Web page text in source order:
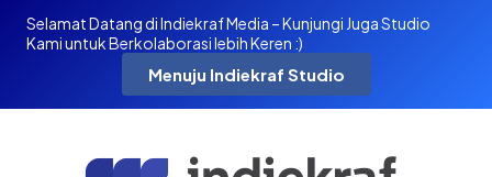
Selamat Datang di Indiekraf Media – Kunjungi Juga Studio
Kami untuk Berkolaborasi lebih Keren :)
Menuju Indiekraf Studio